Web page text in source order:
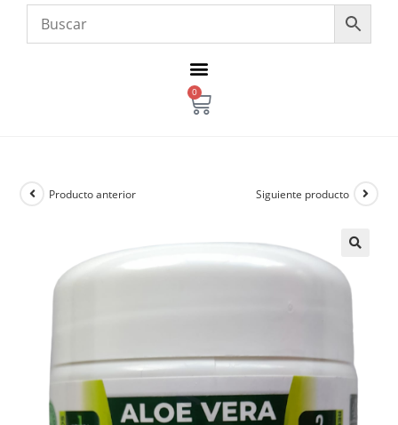
0
Producto anterior Siguiente producto